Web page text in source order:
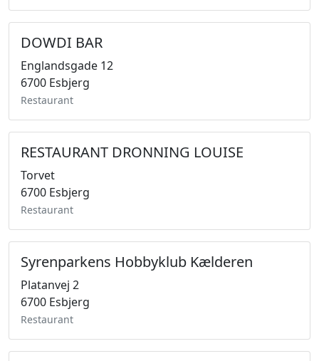
DOWDI BAR
Englandsgade 12
6700 Esbjerg
Restaurant
RESTAURANT DRONNING LOUISE
Torvet
6700 Esbjerg
Restaurant
Syrenparkens Hobbyklub Kælderen
Platanvej 2
6700 Esbjerg
Restaurant